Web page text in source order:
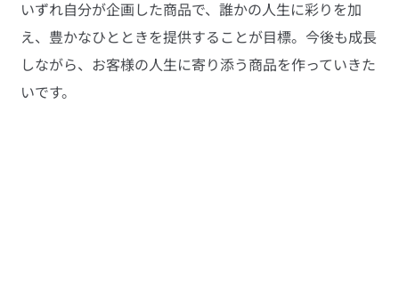
いずれ自分が企画した商品で、誰かの人生に彩りを加
え、豊かなひとときを提供することが目標。今後も成長
しながら、お客様の人生に寄り添う商品を作っていきた
いです。